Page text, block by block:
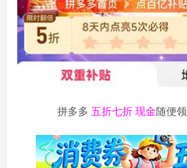
拼多多 五折七折 现金随便领